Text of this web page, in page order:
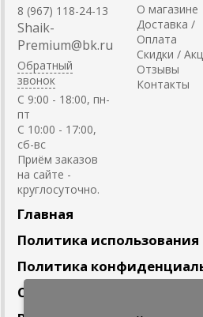
8 (967) 118-24-13
Shaik-
Premium@bk.ru
Обратный
звонок
C 9:00 - 18:00, пн-
пт
С 10:00 - 17:00,
сб-вс
Приём заказов
на сайте -
круглосуточно.
О магазине
Доставка /
Оплата
Скидки /
Отзывы
Контакты
Главная
Политика
Политика
Сотрудничество